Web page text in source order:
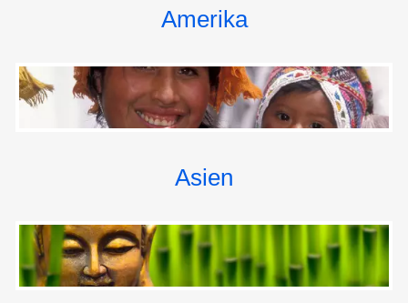
Durch die grünen Weinberge des Chianti fahren Sie mit
dem Bus nach Siena.
Unter den roten Dächern erwartet Sie eine der
Stadtstaat, was Sie an den herrlichen Bauwerken der
Der einzigartige Dom wurde im 13. Jh. erbaut und mit
weißem und schwarzem Marmor verkleidet. Er ist
eines der bedeutendsten Bauwerke der Gotik in Italien.
Amerika
Asien